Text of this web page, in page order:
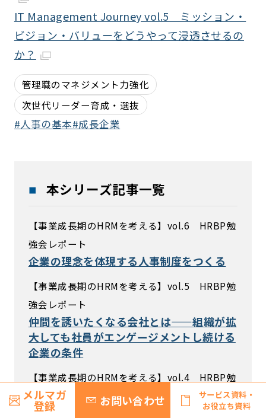
IT Management Journey vol.5 ミッション・
ビジョン・バリューをどうやって浸透させるの
か？
管理職のマネジメント力強化
次世代リーダー育成・選抜
人事の基本 成長企業
本シリーズ記事一覧
【事業成長期のHRMを考える】vol.6 HRBP勉
強会レポート
企業の理念を体現する人事制度をつくる
【事業成長期のHRMを考える】vol.5 HRBP勉
強会レポート
仲間を誘いたくなる会社とは——組織が拡
大しても社員がエンゲージメントし続ける
企業の条件
【事業成長期のHRMを考える】vol.4 HRBP勉
強会レポート
入社者が早期に活躍するためにHRができ
メルマガ
登録 お問い合わせ
サービス資料・
お役立ち資料